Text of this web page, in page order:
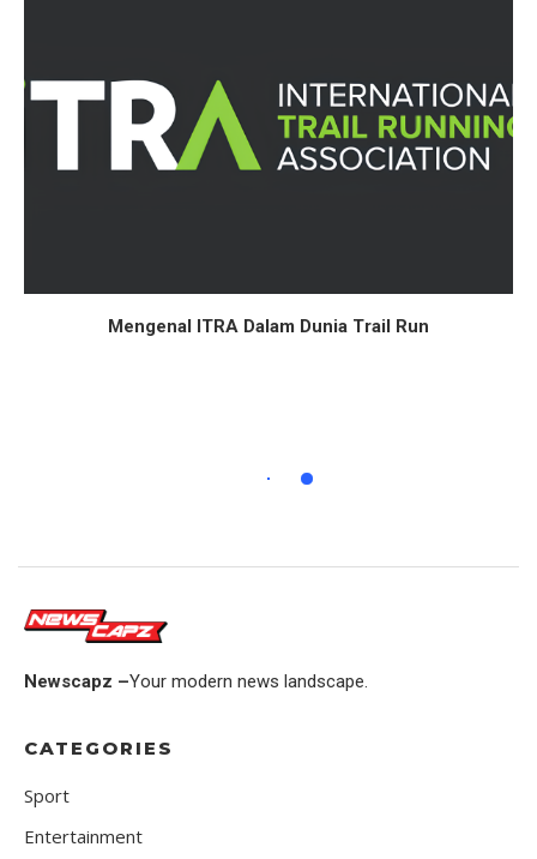
Mengenal ITRA Dalam Dunia Trail Run
Newscapz –Your modern news landscape.
CATEGORIES
Sport
Entertainment